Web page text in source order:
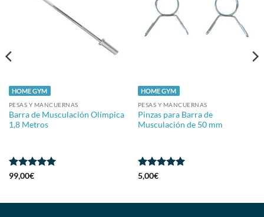
HOME GYM
PESAS Y MANCUERNAS
Barra de Musculación Olímpica
1,8 Metros
Valorado
99,00€
HOME GYM
PESAS Y MANCUERNAS
Pinzas para Barra de
Musculación de 50 mm
Valorado
5,00€